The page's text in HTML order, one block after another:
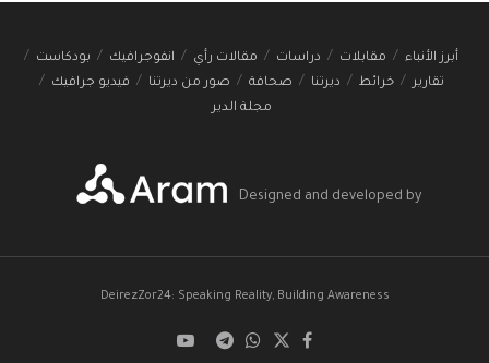
أبرز الأنباء مقابلات دراسات مقالات رأي انفوجرافيك
بودكاست
تقارير
خرائط ديرتنا صحافة صور من ديرتنا
فيديو جرافيك
مجلة الدير
Designed and developed by
DeirezZor24: Speaking Reality, Building Awareness